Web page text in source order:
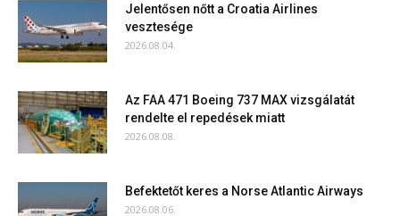
Jelentősen nőtt a Croatia Airlines
vesztesége
2026.08.04.
Az FAA 471 Boeing 737 MAX vizsgálatát
rendelte el repedések miatt
2026.08.08.
Befektetőt keres a Norse Atlantic Airways
2026.08.06.